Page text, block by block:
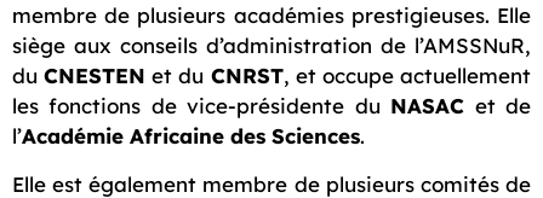
membre de plusieurs académies prestigieuses. Elle
siège aux conseils d’administration de l’AMSSNuR,
duCNESTEN et du CNRST, et occupe actuellement
les fonctions de vice-présidente du NASAC et de
l’Académie Africaine des Sciences.
Elle est également membre de plusieurs comités de